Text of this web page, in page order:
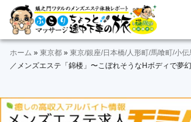
Skip
primary
navigation
Skip
main
Skip
primary
Skip
secondary
Skip
footer
ぶ
ら
り
ッ
メ
ン
エ
験
レ
ホーム » 東京都 » 東京/銀座/日本橋/人形町/馬喰町/小伝
／メンズエステ「錦楼」〜こぼれそうなHボディで夢